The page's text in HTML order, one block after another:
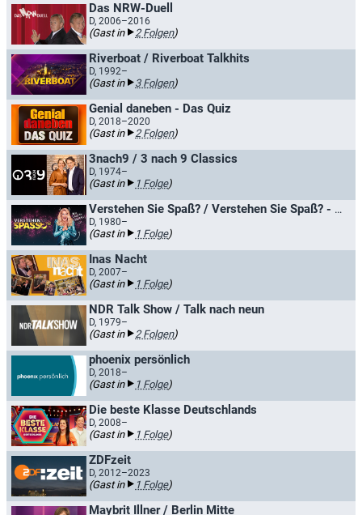
Das NRW-Duell
D, 2006–2016
(Gast in 2 Folgen)
Riverboat / Riverboat Talkhits
D, 1992–
(Gast in 3 Folgen)
Genial daneben - Das Quiz
D, 2018–2020
(Gast in 2 Folgen)
3nach9 / 3 nach 9 Classics
D, 1974–
(Gast in 1 Folge)
Verstehen Sie Spaß? / Verstehen Sie Spaß? - Die Hallervorden-Show
D, 1980–
(Gast in 1 Folge)
Inas Nacht
D, 2007–
(Gast in 1 Folge)
NDR Talk Show / Talk nach neun
D, 1979–
(Gast in 2 Folgen)
phoenix persönlich
D, 2018–
(Gast in 1 Folge)
Die beste Klasse Deutschlands
D, 2008–
(Gast in 1 Folge)
ZDFzeit
D, 2012–2023
(Gast in 1 Folge)
Maybrit Illner / Berlin Mitte